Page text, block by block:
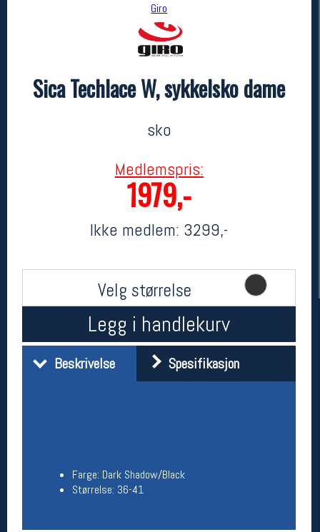
Giro
Sica Techlace W, sykkelsko dame
sko
Medlemspris:
1979,-
Ikke medlem: 3299,-
Velg størrelse
Legg i handlekurv
Beskrivelse Spesifikasjon
Farge: Dark Shadow/Black
Størrelse: 36-41
Giro
MEDLEM:
Her finner du oss
Vis i kart
Om oss